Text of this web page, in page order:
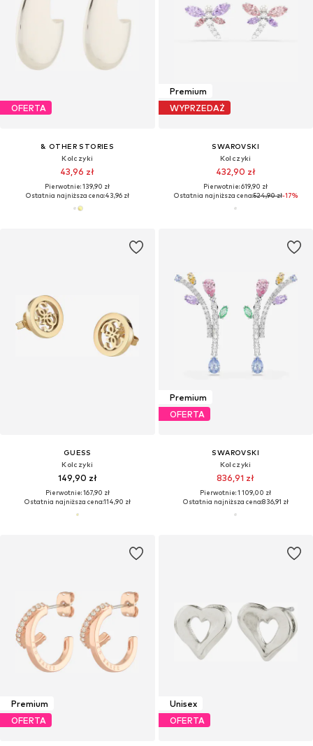
OFERTA
& OTHER STORIES
Kolczyki
43,96 zł
Pierwotnie: 139,90 zł
Ostatnia najniższa cena:43,96 zł
Premium
WYPRZEDAŻ
SWAROVSKI
Kolczyki
432,90 zł
Pierwotnie: 619,90 zł
Ostatnia najniższa cena:524,90 zł-17%
GUESS
Kolczyki
149,90 zł
Pierwotnie: 167,90 zł
Ostatnia najniższa cena:114,90 zł
Premium
OFERTA
SWAROVSKI
Kolczyki
836,91 zł
Pierwotnie: 1 109,00 zł
Ostatnia najniższa cena:836,91 zł
Premium
OFERTA
Unisex
OFERTA